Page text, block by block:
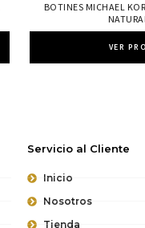
BOTINES MICHAEL
VER
Servicio al Cliente
Inicio
Nosotros
Tienda